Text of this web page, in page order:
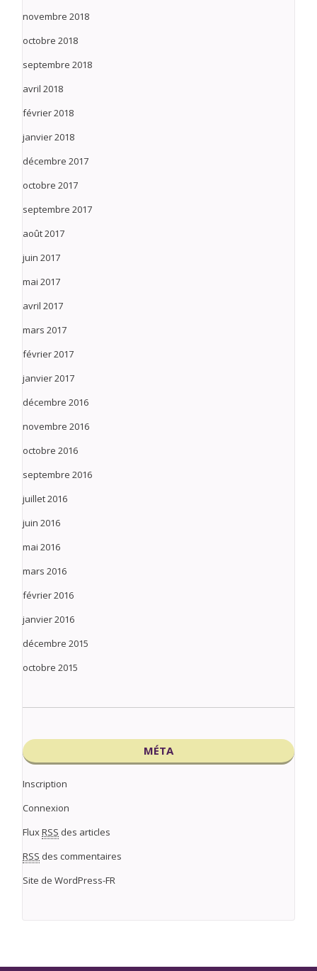
novembre 2018
octobre 2018
septembre 2018
avril 2018
février 2018
janvier 2018
décembre 2017
octobre 2017
septembre 2017
août 2017
juin 2017
mai 2017
avril 2017
mars 2017
février 2017
janvier 2017
décembre 2016
novembre 2016
octobre 2016
septembre 2016
juillet 2016
juin 2016
mai 2016
mars 2016
février 2016
janvier 2016
décembre 2015
octobre 2015
MÉTA
Inscription
Connexion
FluxRSS des articles
RSS des commentaires
Site de WordPress-FR